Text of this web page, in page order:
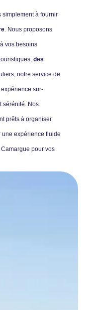
simplement à fournir
. Nous proposons
vos besoins
des
notre service de
sur-
sérénité. Nos
prêts à organiser
une expérience fluide
pour vos